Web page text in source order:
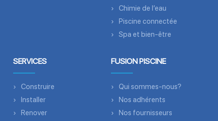
Chimie de l’eau
Piscine connectée
Spa et bien-être
SERVICES
Construire
Installer
Renover
FUSION PISCINE
Qui sommes-nous?
Nos adhérents
Nos fournisseurs